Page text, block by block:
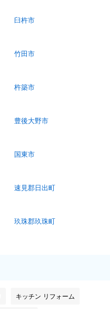
臼杵市
竹田市
杵築市
豊後大野市
国東市
速見郡日出町
玖珠郡玖珠町
キッチン リフォーム